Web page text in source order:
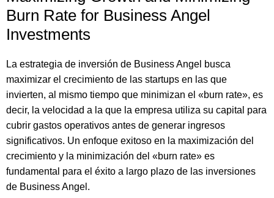
Burn Rate for Business Angel
Investments
La estrategia de inversión de Business Angel busca
maximizar el crecimiento de las startups en las que
invierten, al mismo tiempo que minimizan el «burn rate», es
decir, la velocidad a la que la empresa utiliza su capital para
cubrir gastos operativos antes de generar ingresos
significativos. Un enfoque exitoso en la maximización del
crecimiento y la minimización del «burn rate» es
fundamental para el éxito a largo plazo de las inversiones
de Business Angel.